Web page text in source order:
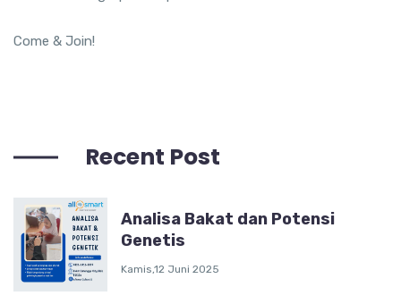
Come & Join!
Recent Post
Analisa Bakat dan Potensi
Genetis
Kamis,12 Juni 2025